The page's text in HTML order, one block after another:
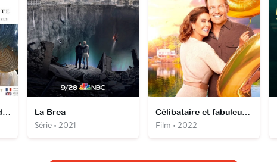
Le Versailles secret de Marie-Antoinette La Brea
Série • 2021
Célibataire et fabuleuse !
Film • 2022